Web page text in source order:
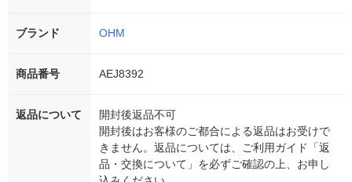
ブランド OHM
商品番号 AEJ8392
返品について
開封後返品不可
開封後はお客様のご都合による返品はお受けで
きません。返品については、ご利用ガイド「返
品・交換について」を必ずご確認の上、お申し